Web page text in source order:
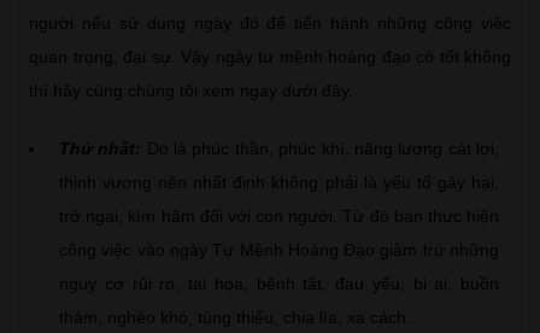
người nếu sử dụng ngày đó để tiến hành những công việc
quan trọng, đại sự. Vậy ngày tư mệnh hoàng đạo có tốt không
thì hãy cùng chúng tôi xem ngay dưới đây.
Thứ nhất: Do là phúc thần, phúc khí, năng lượng cát lợi,
thịnh vượng nên nhất định không phải là yếu tố gây hại,
trở ngại, kìm hãm đối với con người. Từ đó bạn thực hiện
công việc vào ngày Tư Mệnh Hoàng Đạo giảm trừ những
nguy cơ rủi ro, tai họa, bệnh tật, đau yếu, bi ai, buồn
thảm, nghèo khó, túng thiếu, chia lìa, xa cách...